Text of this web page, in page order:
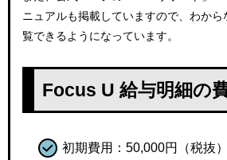
ニュアルも掲載していますので、わか
覧できるようになっています。
Focus U 給与明細の
初期費用：50,000円（税抜）